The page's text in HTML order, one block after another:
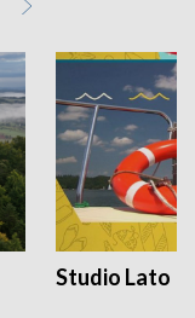
Studio Lato